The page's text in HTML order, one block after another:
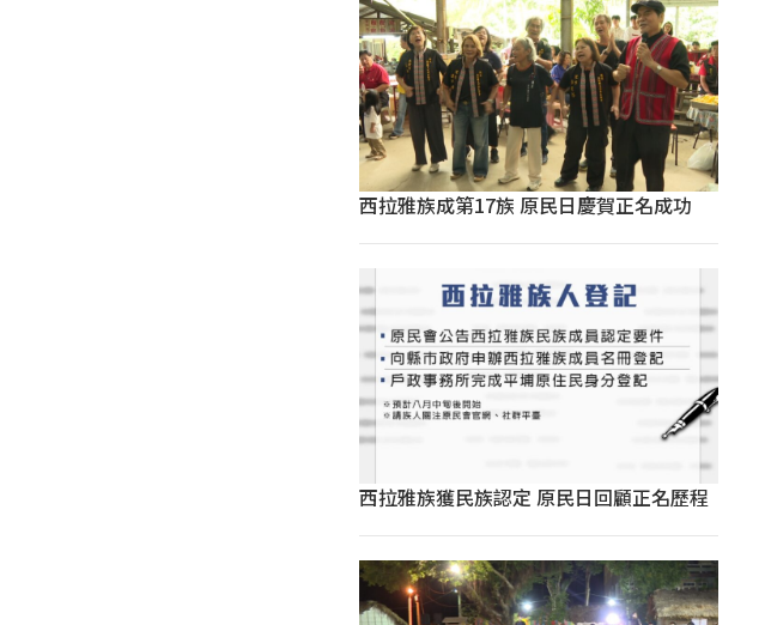
西拉雅族成第17族 原民日慶賀正名成功
西拉雅族獲民族認定 原民日回顧正名歷程